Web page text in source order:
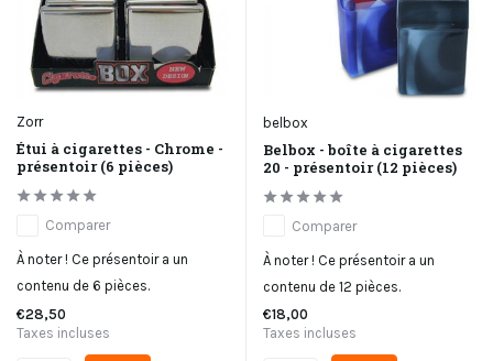
Zorr
Étui à cigarettes - Chrome -
présentoir (6 pièces)
Comparer
À noter ! Ce présentoir a un
contenu de 6 pièces.
€28,50
Taxes incluses
belbox
Belbox - boîte à cigarettes
20 - présentoir (12 pièces)
Comparer
À noter ! Ce présentoir a un
contenu de 12 pièces.
€18,00
Taxes incluses